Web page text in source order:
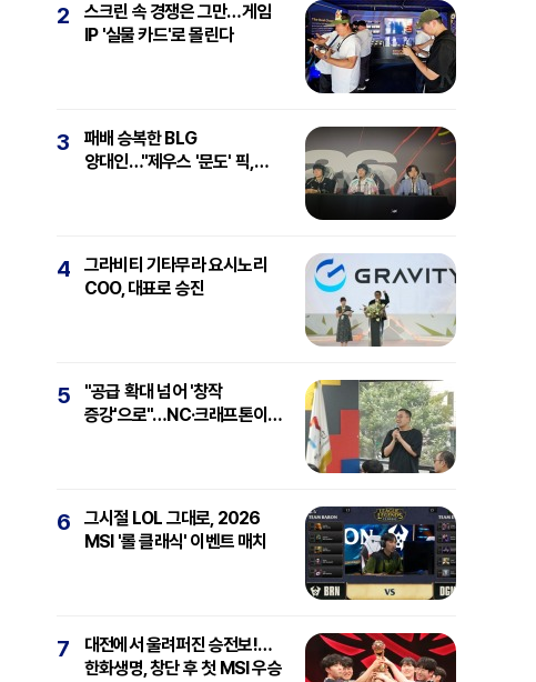
2
스크린 속 경쟁은 그만…게임
IP '실물 카드'로 몰린다
3
패배 승복한 BLG
양대인…"제우스 '문도' 픽,
4
그라비티 기타무라 요시노리
COO, 대표로 승진
5
"공급 확대 넘어 '창작
증강'으로"…NC·크래프톤이
6
그시절 LOL 그대로, 2026
MSI '롤 클래식' 이벤트 매치
7
대전에서 울려퍼진 승전보!…
한화생명, 창단 후 첫 MSI 우승